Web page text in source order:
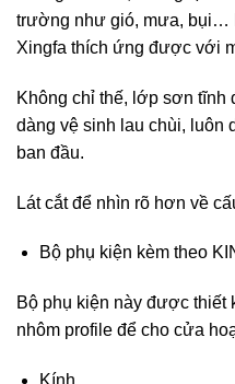
trường như gió, mưa, bụi…
Xingfa thích ứng được với
Không chỉ thế, lớp sơn tĩnh
dàng vệ sinh lau chùi, luôn
ban đầu.
Lát cắt để nhìn rõ hơn về
Bộ phụ kiện kèm theo
Bộ phụ kiện này được
nhôm profile để cho cửa
Kính.